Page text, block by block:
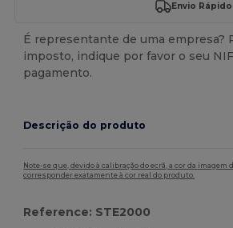
Envio Rápido
É representante de uma empresa?
imposto, indique por favor o seu
pagamento.
Descrição do produto
Note-se que, devido à calibração do ecrã, a cor da imagem
corresponder exatamente à cor real do produto.
Reference: STE2000